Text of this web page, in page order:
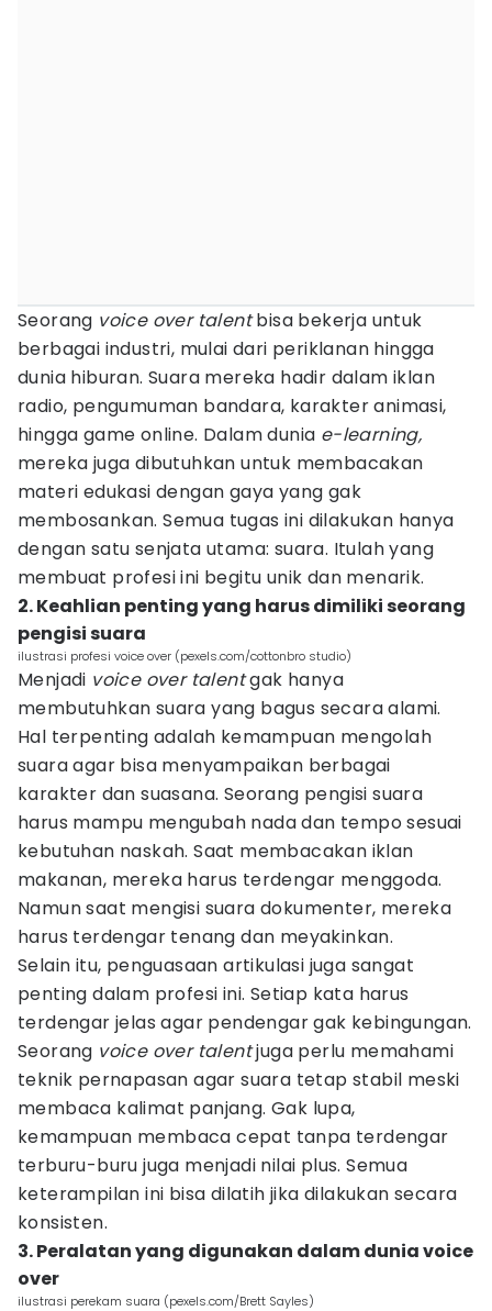
Seorang voice over talentbisa bekerja untuk
berbagai industri, mulai dari periklanan hingga
dunia hiburan. Suara mereka hadir dalam iklan
radio, pengumuman bandara, karakter animasi,
hingga game online. Dalam dunia e-learning,
mereka juga dibutuhkan untuk membacakan
materi edukasi dengan gaya yang gak
membosankan. Semua tugas ini dilakukan hanya
dengan satu senjata utama: suara. Itulah yang
membuat profesi ini begitu unik dan menarik.
2. Keahlian penting yang harus dimiliki seorang
pengisi suara
ilustrasi profesi voice over (pexels.com/cottonbro studio)
Menjadi voice over talentgak hanya
membutuhkan suara yang bagus secara alami.
Hal terpenting adalah kemampuan mengolah
suara agar bisa menyampaikan berbagai
karakter dan suasana. Seorang pengisi suara
harus mampu mengubah nada dan tempo sesuai
kebutuhan naskah. Saat membacakan iklan
makanan, mereka harus terdengar menggoda.
Namun saat mengisi suara dokumenter, mereka
harus terdengar tenang dan meyakinkan.
Selain itu, penguasaan artikulasi juga sangat
penting dalam profesi ini. Setiap kata harus
terdengar jelas agar pendengar gak kebingungan.
Seorang voice over talentjuga perlu memahami
teknik pernapasan agar suara tetap stabil meski
membaca kalimat panjang. Gak lupa,
kemampuan membaca cepat tanpa terdengar
terburu-buru juga menjadi nilai plus. Semua
keterampilan ini bisa dilatih jika dilakukan secara
konsisten.
3. Peralatan yang digunakan dalam dunia voice
over
ilustrasi perekam suara (pexels.com/Brett Sayles)